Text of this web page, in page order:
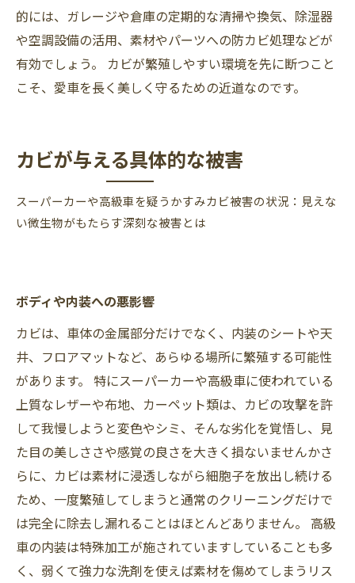
的には、ガレージや倉庫の定期的な清掃や換気、除湿器
や空調設備の活用、素材やパーツへの防カビ処理などが
有効でしょう。 カビが繁殖しやすい環境を先に断つこと
こそ、愛車を長く美しく守るための近道なのです。
カビが与える具体的な被害
スーパーカーや高級車を疑うかすみカビ被害の状況：見えな
い微生物がもたらす深刻な被害とは
ボディや内装への悪影響
カビは、車体の金属部分だけでなく、内装のシートや天
井、フロアマットなど、あらゆる場所に繁殖する可能性
があります。 特にスーパーカーや高級車に使われている
上質なレザーや布地、カーペット類は、カビの攻撃を許
して我慢しようと変色やシミ、そんな劣化を覚悟し、見
た目の美しささや感覚の良さを大きく損ないませんかさ
らに、カビは素材に浸透しながら細胞子を放出し続ける
ため、一度繁殖してしまうと通常のクリーニングだけで
は完全に除去し漏れることはほとんどありません。 高級
車の内装は特殊加工が施されていますしていることも多
く、弱くて強力な洗剤を使えば素材を傷めてしまうリス